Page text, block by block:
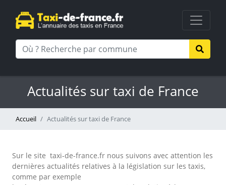
Actualités sur taxi de France
Accueil Actualités sur taxi de France
Sur le site taxi-de-france.fr nous suivons avec attention les
dernières actualités relatives à la législation sur les taxis,
comme par exemple